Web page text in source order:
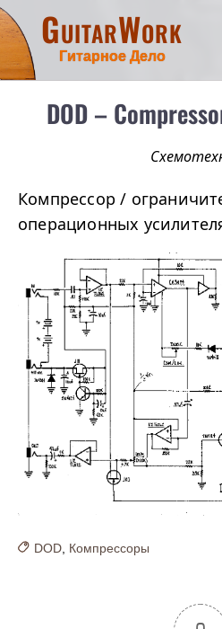
GuitarWork
Гитарное Дело
DOD –
Компрессор /
операционных
DOD Компрессоры